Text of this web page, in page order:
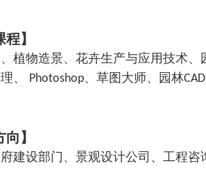
程】
植物造景、花卉生产与应用技术
、 Photoshop、草图大师、园林CAD
向】
建设部门、景观设计公司、工程